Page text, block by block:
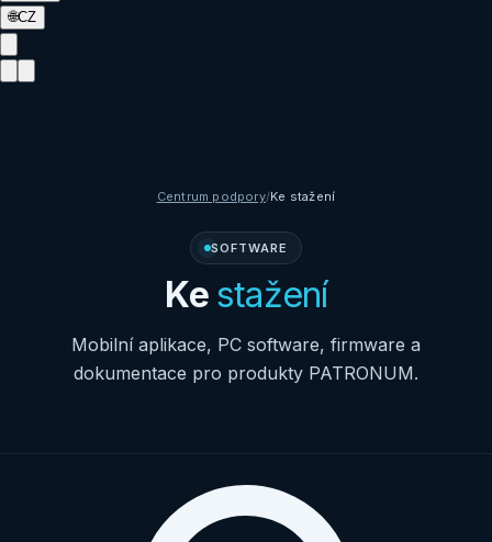
🌐CZ
Centrum podpory/Ke stažení
SOFTWARE
Ke stažení
Mobilní aplikace, PC software, firmware a
dokumentace pro produkty PATRONUM.